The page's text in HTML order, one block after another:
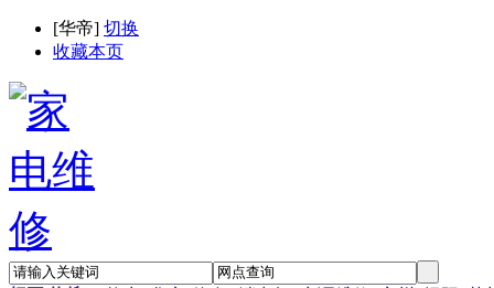
[华帝] 切换
收藏本页